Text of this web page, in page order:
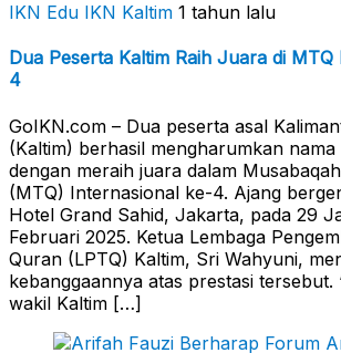
IKN Edu IKN Kaltim 1 tahun lalu
Dua Peserta Kaltim Raih Juara di
4
GoIKN.com – Dua peserta asal
(Kaltim) berhasil mengharumkan nama
dengan meraih juara dalam
(MTQ) Internasional ke-4. Ajang
Hotel Grand Sahid, Jakarta, pada 29
Februari 2025. Ketua Lembaga
Quran (LPTQ) Kaltim, Sri Wahyuni,
kebanggaannya atas prestasi tersebut.
wakil Kaltim […]